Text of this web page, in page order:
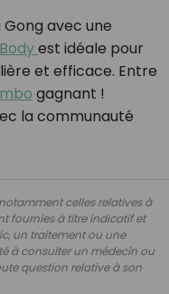
avec une
est idéale pour
et efficace. Entre
gagnant !
la communauté
celles relatives à
fournies à titre indicatif et
un traitement ou une
à consulter un médecin ou
question relative à son